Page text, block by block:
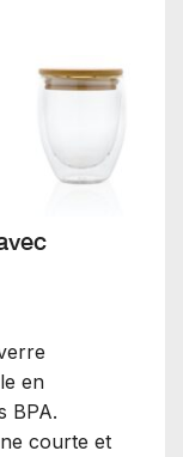
en
BPA.
courte et